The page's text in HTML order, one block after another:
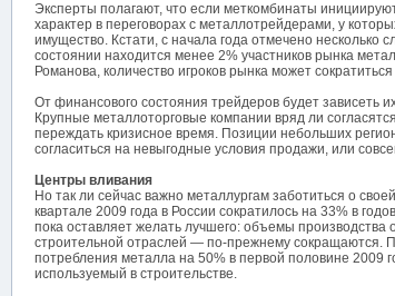
Эксперты полагают, что если меткомбинаты
характер в переговорах с металлотрейдерами, у
имущество. Кстати, с начала года отмечено несколько
состоянии находится менее 2% участников рынка
Романова, количество игроков рынка может
От финансового состояния трейдеров будет зависеть
Крупные металлоторговые компании вряд ли
переждать кризисное время. Позиции небольших
согласиться на невыгодные условия продажи, или
Центры вливания
Но так ли сейчас важно металлургам заботиться о
квартале 2009 года в России сократилось на 33% в
пока оставляет желать лучшего: объемы
строительной отраслей — по-прежнему сокращаются.
потребления металла на 50% в первой половине 2009
используемый в строительстве.